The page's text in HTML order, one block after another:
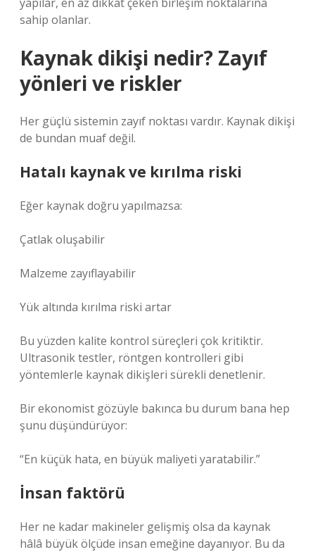
sahip olanlar.
Kaynak dikişi nedir? Zayıf
yönleri ve riskler
Her güçlü sistemin zayıf noktası vardır. Kaynak dikişi
de bundan muaf değil.
Hatalı kaynak ve kırılma riski
Eğer kaynak doğru yapılmazsa:
Çatlak oluşabilir
Malzeme zayıflayabilir
Yük altında kırılma riski artar
Bu yüzden kalite kontrol süreçleri çok kritiktir.
Ultrasonik testler, röntgen kontrolleri gibi
yöntemlerle kaynak dikişleri sürekli denetlenir.
Bir ekonomist gözüyle bakınca bu durum bana hep
şunu düşündürüyor:
“En küçük hata, en büyük maliyeti yaratabilir.”
İnsan faktörü
Her ne kadar makineler gelişmiş olsa da kaynak
hâlâ büyük ölçüde insan emeğine dayanıyor. Bu da